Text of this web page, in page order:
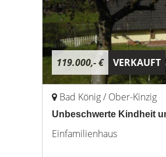
119.000,- € VERKAUFT
Bad König / Ober-Kinzig
Unbeschwerte Kindheit
Einfamilienhaus